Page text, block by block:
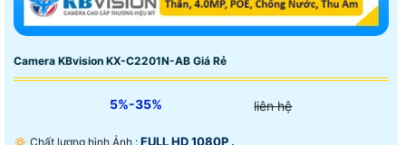
Camera KBvision KX-C2201N-AB Giá Rẻ
5%-35% liên hệ
🔅 Chất lượng hình Ảnh : FULL HD 1080P .